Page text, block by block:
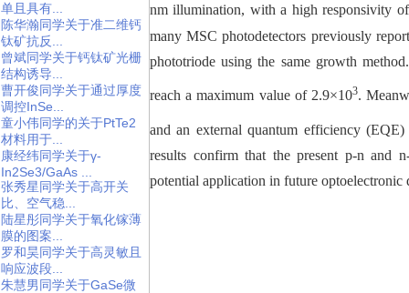
单且具有...
陈华瀚同学关于准二维钙
钛矿抗反...
曾斌同学关于钙钛矿光栅
结构诱导...
曹开俊同学关于通过厚度
调控InSe...
童小伟同学的关于PtTe2
材料用于...
康经纬同学关于γ-
In2Se3/GaAs ...
张秀星同学关于高开关
比、空气稳...
陆星彤同学关于氧化镓薄
膜的图案...
罗和昊同学关于高灵敏且
响应波段...
朱慧男同学关于GaSe微
nm illumination, with a high responsivity
many MSC photodetectors previously
phototriode using the same growth
reach a maximum value of 2.9×103.
and an external quantum efficiency
results confirm that the present p-n and
potential application in future optoelectronic